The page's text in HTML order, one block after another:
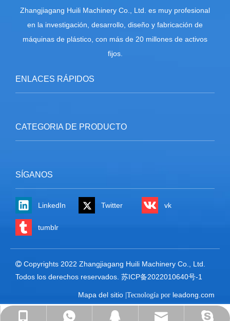
+86-18001567327
+86-18001567327
371460516
david@huilimachine.com
david@huilimachine.com
Zhangjiagang Huili Machinery Co., Ltd. es muy profesional
en la investigación, desarrollo, diseño y fabricación de
máquinas de plástico, con más de 20 millones de activos
fijos.
ENLACES RÁPIDOS
CATEGORIA DE PRODUCTO
SÍGANOS
LinkedIn Twitter vk
tumblr
 Copyrights 2022 Zhangjiagang Huili Machinery Co., Ltd.
Todos los derechos reservados. 苏ICP备2022010640号-1
Mapa del sitio |Tecnología por leadong.com